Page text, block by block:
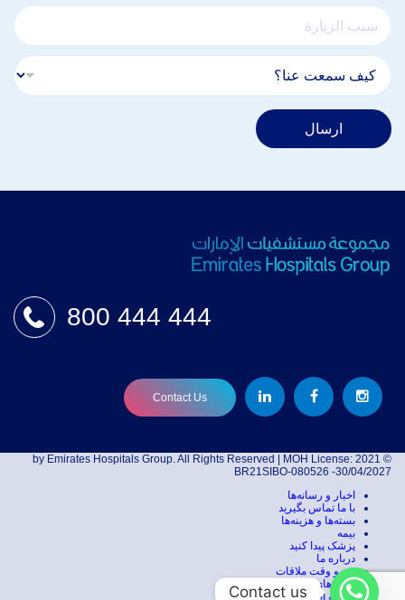
ارسال
800 444 444
Contact Us
© 2021 by Emirates Hospitals Group. All Rights Reserved | MOH License:
BR21SIBO-080526 -30/04/2027
اخبار و رسانه‌ها
با ما تماس بگیرید
بسته‌ها و هزینه‌ها
بیمه
پزشک پیدا کنید
درباره ما
رزرو وقت ملاقات
رشته‌های تخصصی پزشکی
صفحه اصلیContact us